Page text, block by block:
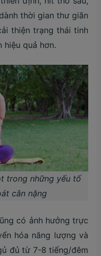
thời gian thư giãn
thiện trạng thái tinh
hiệu quả hơn.
trong những yếu tố
cân nặng
có ảnh hưởng trực
hóa năng lượng và
đủ từ 7-8 tiếng/đêm